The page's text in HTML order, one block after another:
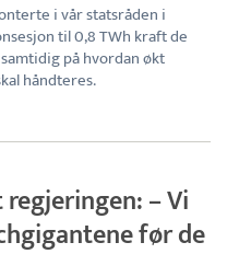
i vår statsråden i
til 0,8 TWh kraft de
på hvordan økt
håndteres.
– Vi
før de